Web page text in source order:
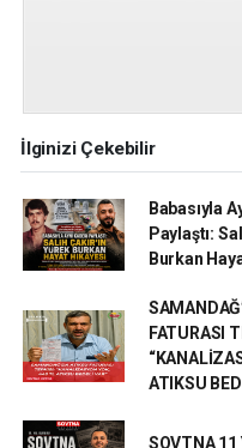
İlginizi Çekebilir
Babasıyla
Paylaştı:
Burkan
FATURASI
ATIKSU
SOVTNA 11